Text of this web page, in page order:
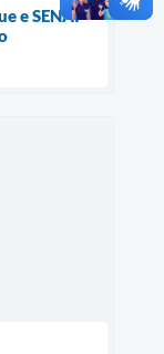
e SENAI